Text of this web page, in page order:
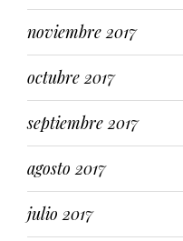
noviembre 2017
octubre 2017
septiembre 2017
agosto 2017
julio 2017